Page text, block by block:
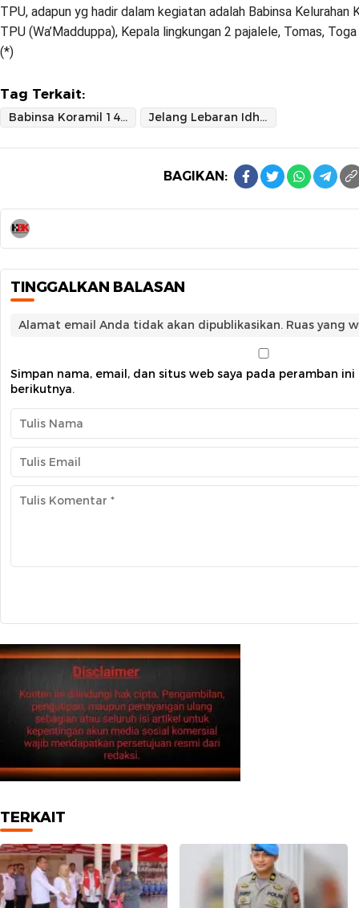
TPU, adapun yg hadir dalam kegiatan adalah Babinsa Kelurahan
TPU (Wa’Madduppa), Kepala lingkungan 2 pajalele, Tomas,
(*)
Tag Terkait:
Babinsa Koramil 1420-03/Marittengae dan Warga Bersihkan TPU Jelang Lebaran Idhul Fitri
BAGIKAN:
TINGGALKAN BALASAN
Alamat email Anda tidak akan dipublikasikan. Ruas yang
Simpan nama, email, dan situs web saya pada peramban
berikutnya.
TERKAIT